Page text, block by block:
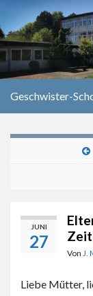
Geschwister-
JUNI
27
Von J.
Liebe Mütter,